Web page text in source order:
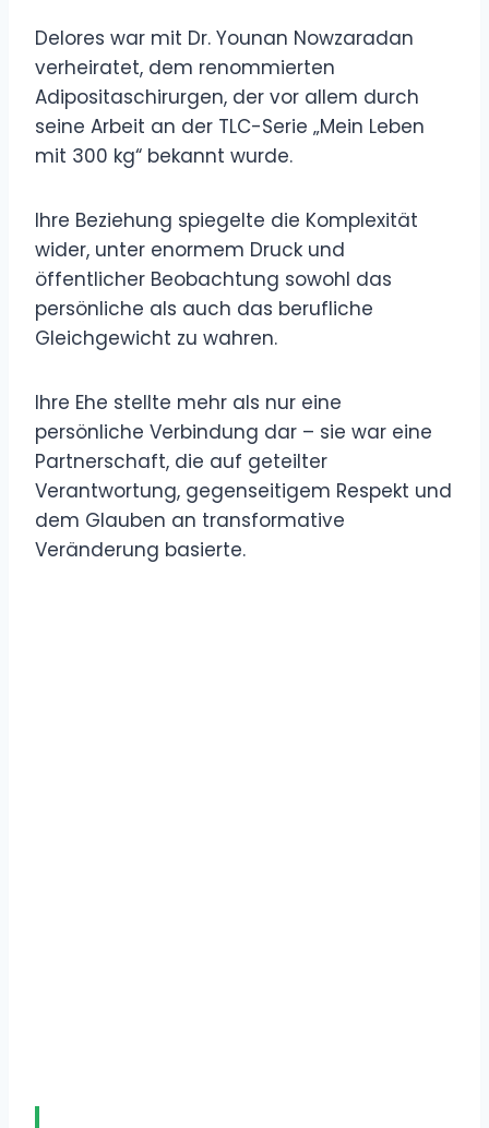
Delores war mit Dr. Younan Nowzaradan
verheiratet, dem renommierten
Adipositaschirurgen, der vor allem durch
seine Arbeit an der TLC-Serie „Mein Leben
mit 300 kg“ bekannt wurde.
Ihre Beziehung spiegelte die Komplexität
wider, unter enormem Druck und
öffentlicher Beobachtung sowohl das
persönliche als auch das berufliche
Gleichgewicht zu wahren.
Ihre Ehe stellte mehr als nur eine
persönliche Verbindung dar – sie war eine
Partnerschaft, die auf geteilter
Verantwortung, gegenseitigem Respekt und
dem Glauben an transformative
Veränderung basierte.